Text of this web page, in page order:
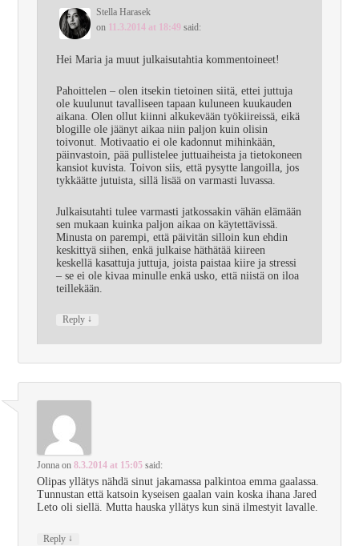
Stella Harasek
on 11.3.2014 at 18:49 said:
Hei Maria ja muut julkaisutahtia kommentoineet!
Pahoittelen – olen itsekin tietoinen siitä, ettei juttuja
ole kuulunut tavalliseen tapaan kuluneen kuukauden
aikana. Olen ollut kiinni alkukevään työkiireissä, eikä
blogille ole jäänyt aikaa niin paljon kuin olisin
toivonut. Motivaatio ei ole kadonnut mihinkään,
päinvastoin, pää pullistelee juttuaiheista ja tietokoneen
kansiot kuvista. Toivon siis, että pysytte langoilla, jos
tykkäätte jutuista, sillä lisää on varmasti luvassa.
Julkaisutahti tulee varmasti jatkossakin vähän elämään
sen mukaan kuinka paljon aikaa on käytettävissä.
Minusta on parempi, että päivitän silloin kun ehdin
keskittyä siihen, enkä julkaise häthätää kiireen
keskellä kasattuja juttuja, joista paistaa kiire ja stressi
– se ei ole kivaa minulle enkä usko, että niistä on iloa
teillekään.
Reply ↓
Jonna on8.3.2014 at 15:05 said:
Olipas yllätys nähdä sinut jakamassa palkintoa emma gaalassa.
Tunnustan että katsoin kyseisen gaalan vain koska ihana Jared
Leto oli siellä. Mutta hauska yllätys kun sinä ilmestyit lavalle.
Reply ↓